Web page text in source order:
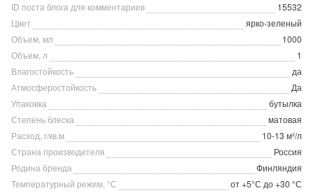
ID поста блога для комментариев
15532
Цвет
ярко-зеленый
Объем, мл
1000
Объем, л
1
Влагостойкость
да
Атмосферостойкость
Да
Упаковка
бутылка
Степень блеска
матовая
Расход, г/кв.м
10-13 м²/л
Страна производителя
Россия
Родина бренда
Финляндия
Температурный режим, °С
от +5°С до +30 °С